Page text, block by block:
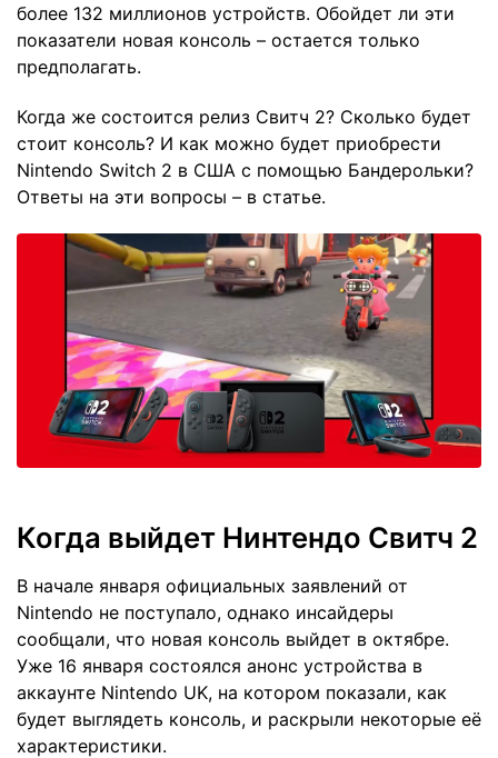
более 132 миллионов устройств. Обойдет ли эти
показатели новая консоль – остается только
предполагать.
Когда же состоится релиз Свитч 2? Сколько будет
стоит консоль? И как можно будет приобрести
Nintendo Switch 2 в США с помощью Бандерольки?
Ответы на эти вопросы – в статье.
Когда выйдет Нинтендо Свитч 2
В начале января официальных заявлений от
Nintendo не поступало, однако инсайдеры
сообщали, что новая консоль выйдет в октябре.
Уже 16 января состоялся анонс устройства в
аккаунте Nintendo UK, на котором показали, как
будет выглядеть консоль, и раскрыли некоторые её
характеристики.